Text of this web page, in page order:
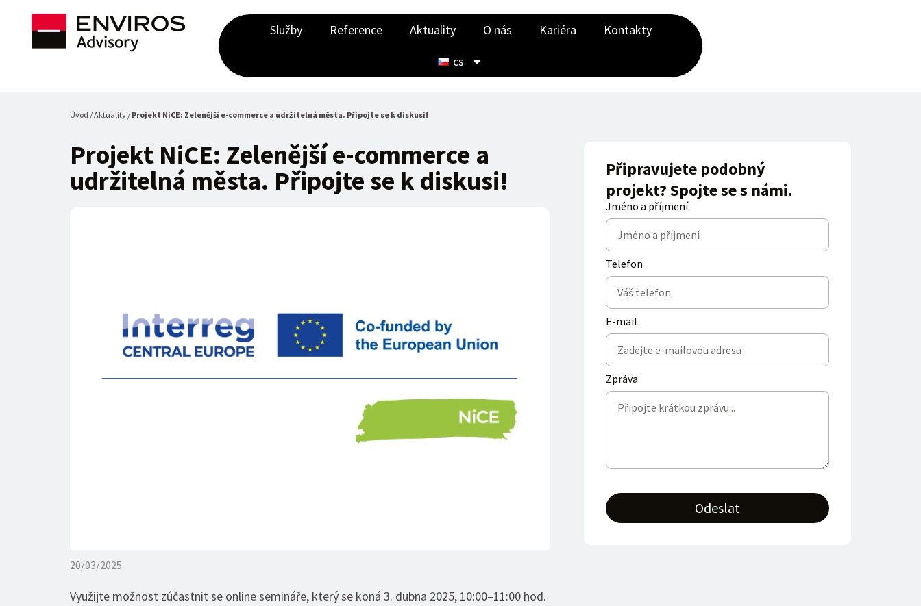
Služby Reference Aktuality O nás Kariéra
Kontakty
cs
Úvod / Aktuality / Projekt NiCE: Zelenější e-commerce a udržitelná města. Připojte se k diskusi!
Projekt NiCE: Zelenější e-commerce a
udržitelná města. Připojte se k diskusi!
20/03/2025
Využijte možnost zúčastnit se online semináře, který se koná 3. dubna 2025, 10:00–11:00 hod.
Připravujete podobný
projekt? Spojte se s námi.
Jméno a příjmení
Telefon
E-mail
Zpráva
Odeslat